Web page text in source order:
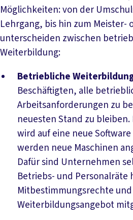
Möglichkeiten: von der
Lehrgang, bis hin zum Meister-
unterscheiden zwischen
Weiterbildung:
Betriebliche
Beschäftigten, alle
Arbeitsanforderungen zu
neuesten Stand zu
wird auf eine neue
werden neue Maschinen
Dafür sind Unternehmen
Betriebs- und Personalräte
Mitbestimmungsrechte
Weiterbildungsangebot